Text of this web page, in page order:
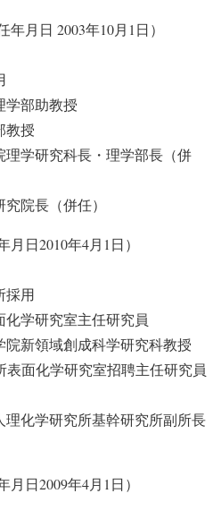
月日 2003年10月1日）
部助教授
教授
学研究科長・理学部長（併
院長（併任）
日2010年4月1日）
採用
学研究室主任研究員
新領域創成科学研究科教授
面化学研究室招聘主任研究員
化学研究所基幹研究所副所長
日2009年4月1日）